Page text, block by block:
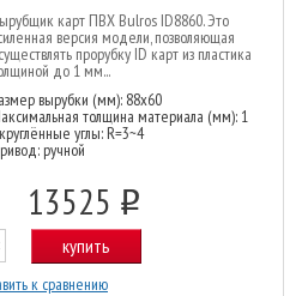
карт ПВХ Bulros ID8860. Это
версия модели, позволяющая
прорубку ID карт из пластика
до 1 мм...
вырубки (мм): 88х60
толщина материала (мм): 1
углы: R=3~4
ручной
13525 o
купить
к сравнению